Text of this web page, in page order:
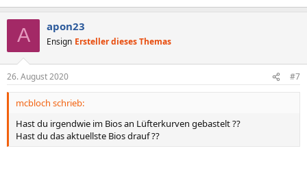
A apon23
Ensign Ersteller dieses Themas
26. August 2020 #7
mcbloch schrieb:
Hast du irgendwie im Bios an Lüfterkurven gebastelt ??
Hast du das aktuellste Bios drauf ??